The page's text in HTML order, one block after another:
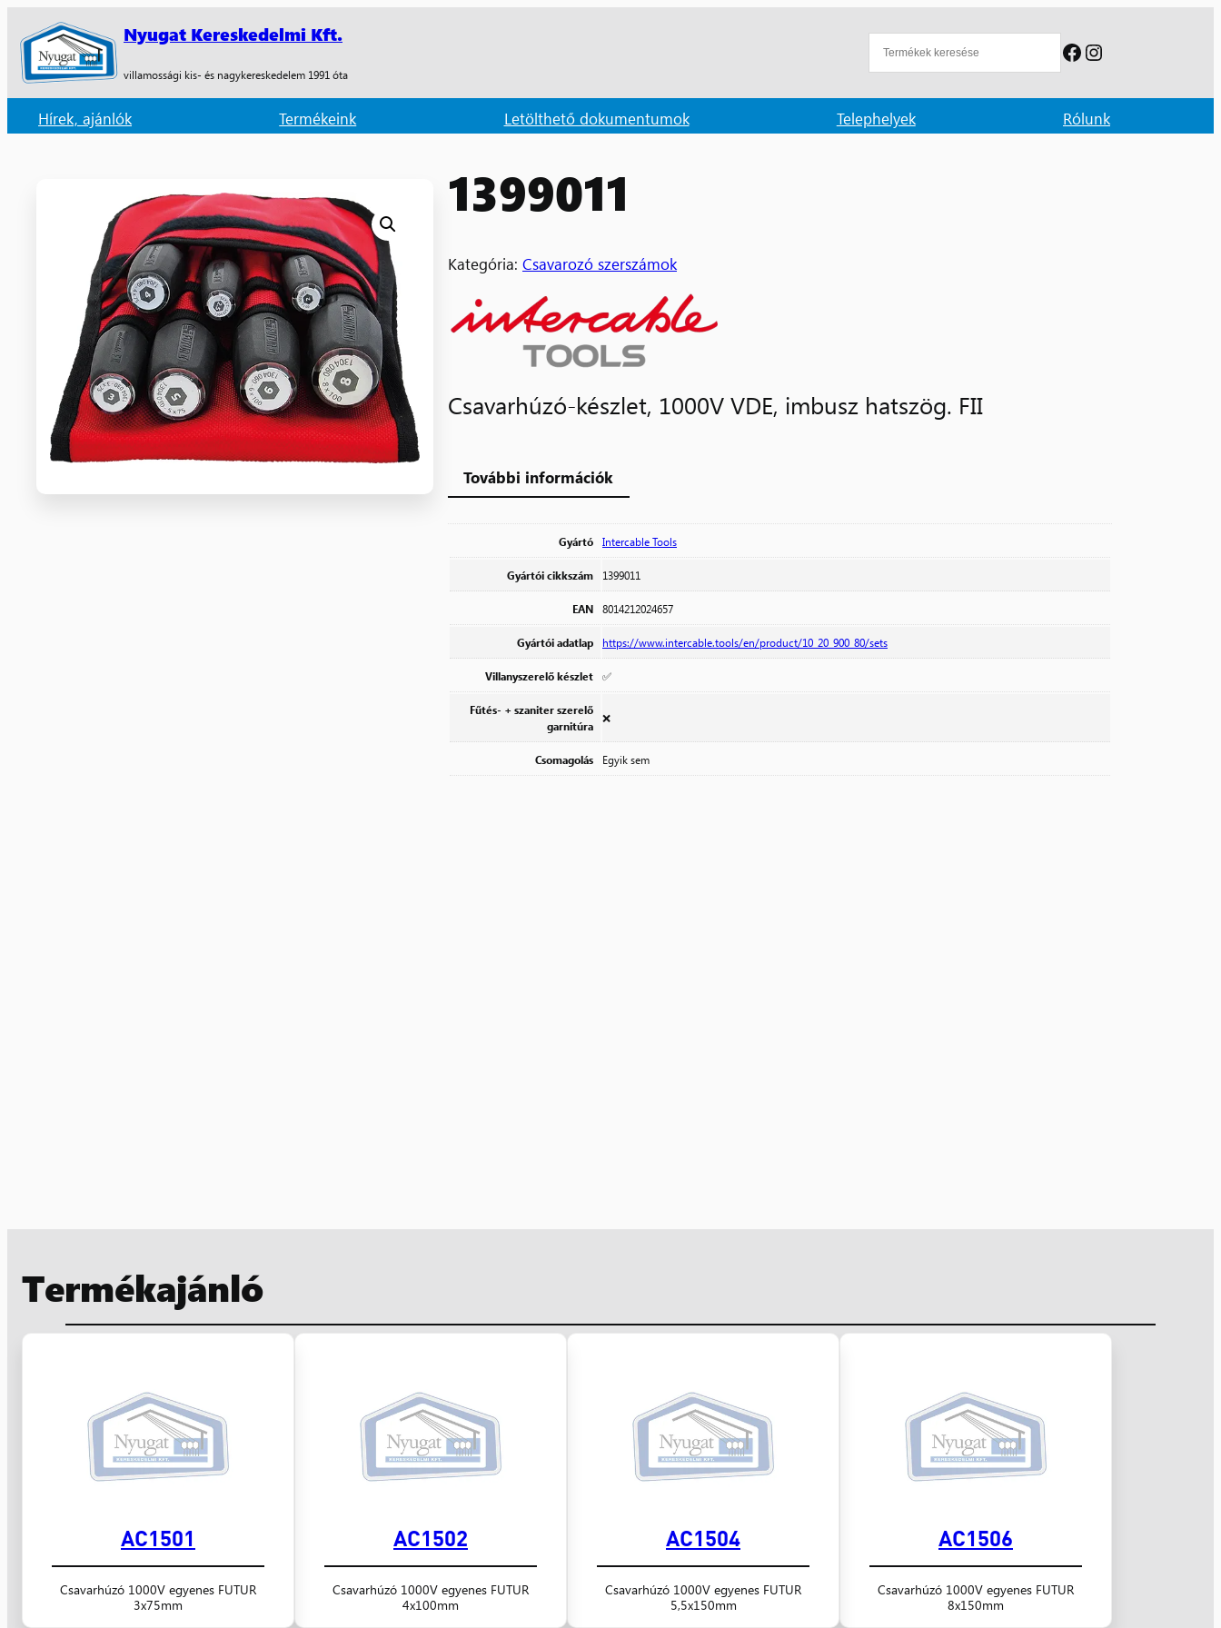
Nyugat Kereskedelmi Kft.
villamossági kis- és nagykereskedelem 1991 óta
Facebook
Instagram
Hírek, ajánlók Termékeink Letölthető dokumentumok Telephelyek Rólunk
1399011
Kategória: Csavarozó szerszámok
Csavarhúzó-készlet, 1000V VDE, imbusz hatszög. FII
További információk
Gyártó Intercable Tools
Gyártói cikkszám 1399011
EAN 8014212024657
Gyártói adatlap https://www.intercable.tools/en/product/10_20_900_80/sets
Villanyszerelő készlet ✅
Fűtés- + szaniter szerelő
garnitúra
❌
Csomagolás Egyik sem
Termékajánló
AC1506
Csavarhúzó 1000V egyenes FUTUR
8x150mm
AC1504
Csavarhúzó 1000V egyenes FUTUR
5,5x150mm
AC1502
Csavarhúzó 1000V egyenes FUTUR
4x100mm
AC1501
Csavarhúzó 1000V egyenes FUTUR
3x75mm